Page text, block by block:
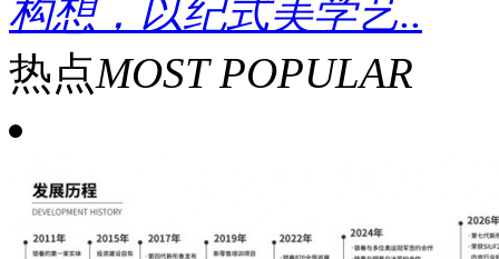
构想，以纪式美学艺..
热点MOST POPULAR